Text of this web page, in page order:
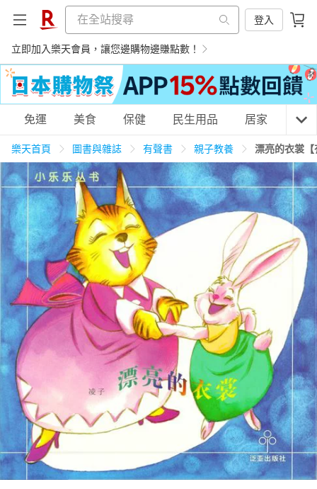
登入
立即加入樂天會員，讓您邊購物邊賺點數！
購物網分類
天天免運 美食蛋糕 養生保健 民生用品
居家生活 3C家電 親子玩具
女裝 男裝 化妝保養 情趣用品
電子/紙本書
HOT
免運 美食 保健 民生用品 居家 3C
樂天首頁 圖書與雜誌 有聲書 親子教養 漂亮的衣裳【